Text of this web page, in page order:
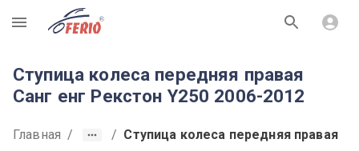
R
Ступица колеса передняя правая
Санг енг Рекстон Y250 2006-2012
Главная / / Ступица колеса передняя правая